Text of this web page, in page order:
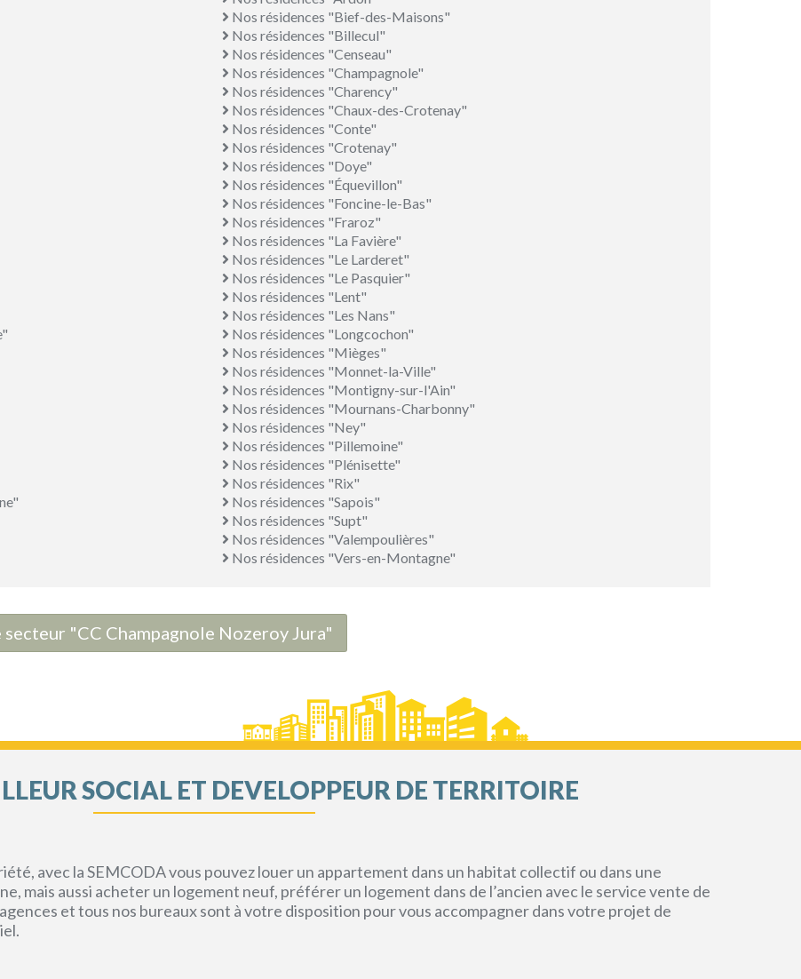
Nos résidences "Bief-des-Maisons"
Nos résidences "Billecul"
Nos résidences "Censeau"
Nos résidences "Champagnole"
Nos résidences "Charency"
Nos résidences "Chaux-des-Crotenay"
Nos résidences "Conte"
Nos résidences "Crotenay"
Nos résidences "Doye"
Nos résidences "Équevillon"
Nos résidences "Foncine-le-Bas"
Nos résidences "Fraroz"
Nos résidences "La Favière"
Nos résidences "Le Larderet"
Nos résidences "Le Pasquier"
Nos résidences "Lent"
Nos résidences "Les Nans"
Nos résidences "Longcochon"
Nos résidences "Mièges"
Nos résidences "Monnet-la-Ville"
Nos résidences "Montigny-sur-l'Ain"
Nos résidences "Mournans-Charbonny"
Nos résidences "Ney"
Nos résidences "Pillemoine"
Nos résidences "Plénisette"
Nos résidences "Rix"
Nos résidences "Sapois"
Nos résidences "Supt"
Nos résidences "Valempoulières"
Nos résidences "Vers-en-Montagne"
"CC Champagnole Nozeroy Jura"
SOCIAL ET DEVELOPPEUR DE TERRITOIRE
avec la SEMCODA vous pouvez louer un appartement dans un habitat collectif ou dans une
mais aussi acheter un logement neuf, préférer un logement dans de l’ancien avec le service vente de
et tous nos bureaux sont à votre disposition pour vous accompagner dans votre projet de